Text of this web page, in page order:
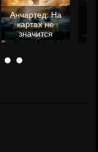
Анчартед: На
картах не
значится